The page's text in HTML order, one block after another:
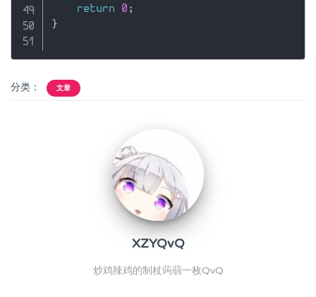
return
0 ;
}
分类： 文章
XZYQvQ
炒鸡辣鸡的制杖蒟蒻一枚QvQ